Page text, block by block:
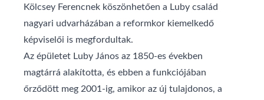
Kölcsey Ferencnek köszönhetően a Luby család
nagyari udvarházában a reformkor kiemelkedő
képviselői is megfordultak.
Az épületet Luby János az 1850-es években
magtárrá alakította, és ebben a funkciójában
őrződött meg 2001-ig, amikor az új tulajdonos, a